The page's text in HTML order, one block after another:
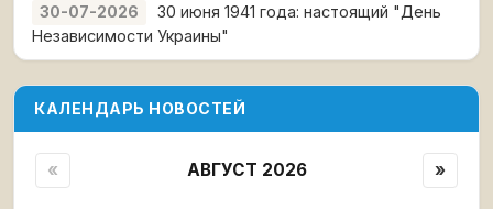
30-07-2026
30 июня 1941 года: настоящий "День
Независимости Украины"
КАЛЕНДАРЬ НОВОСТЕЙ
« АВГУСТ 2026 »